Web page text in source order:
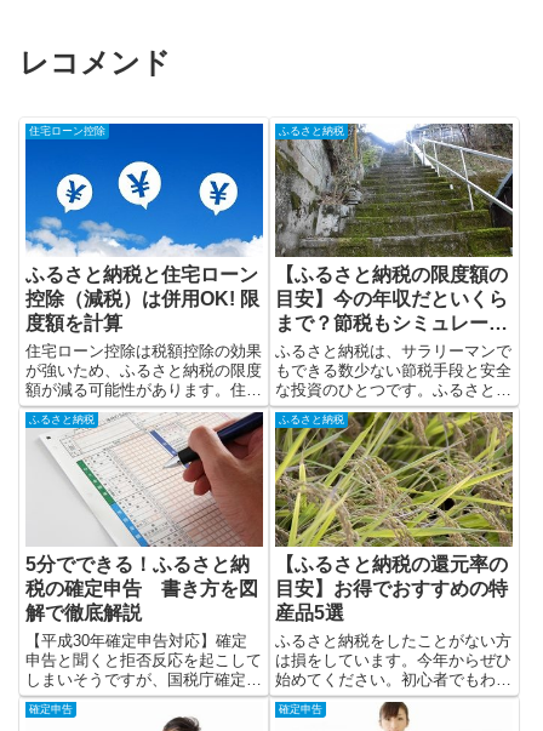
レコメンド
住宅ローン控除
ふるさと納税と住宅ローン
控除（減税）は併用OK! 限
度額を計算
住宅ローン控除は税額控除の効果
が強いため、ふるさと納税の限度
額が減る可能性があります。住宅
ローン控除とふるさと納税は、ど
のように付き合っていけばいいの
かを解説します。
ふるさと納税
【ふるさと納税の限度額の
目安】今の年収だといくら
まで？節税もシミュレーシ
ョン！
ふるさと納税は、サラリーマンで
もできる数少ない節税手段と安全
な投資のひとつです。ふるさと納
税の限度額（いくらまで？）を知
って、どんどん得をしましょう。
ふるさと納税
5分でできる！ふるさと納
税の確定申告 書き方を図
解で徹底解説
【平成30年確定申告対応】確定
申告と聞くと拒否反応を起こして
しまいそうですが、国税庁確定申
告コーナー（ネット）を使えば、
ふるさと納税の確定申告書は簡単
ふるさと納税
【ふるさと納税の還元率の
目安】お得でおすすめの特
産品5選
ふるさと納税をしたことがない方
は損をしています。今年からぜひ
始めてください。初心者でもわか
るように仕組みと還元率の目安に
ついて解説します。
確定申告 確定申告